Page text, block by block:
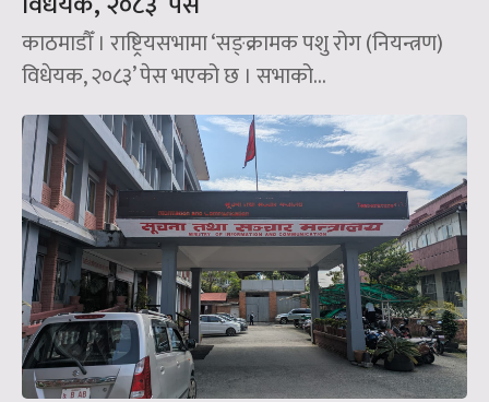
काठमाडौँ । राष्ट्रियसभामा ‘सङ्क्रामक पशु रोग (नियन्त्रण)
विधेयक, २०८३’ पेस भएको छ । सभाको...